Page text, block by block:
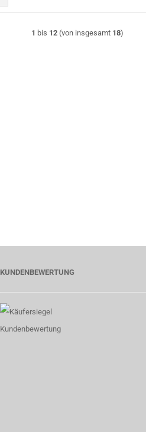
1 bis 12 (von insgesamt 18)
KUNDENBEWERTUNG